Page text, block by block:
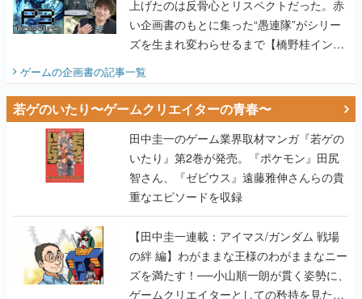
上げたのは反骨心とリスペクトだった。赤
い企画書のもとに集った“愚連隊”がシリー
ズを生まれ変わらせるまで【橋野桂インタ
ゲームの企画書の記事一覧
若ゲのいたり〜ゲームクリエイターの青春〜
田中圭一のゲーム業界取材マンガ『若ゲの
いたり』第2巻が発売。『ポケモン』田尻
智さん、『ゼビウス』遠藤雅伸さんらの貴
重なエピソードを収録
【田中圭一連載：アイマス/ガンダム 戦場
の絆 編】わがままな王様のわがままなニー
ズを満たす！──小山順一朗が貫く姿勢に、
ゲームクリエイターとしての矜持を見た